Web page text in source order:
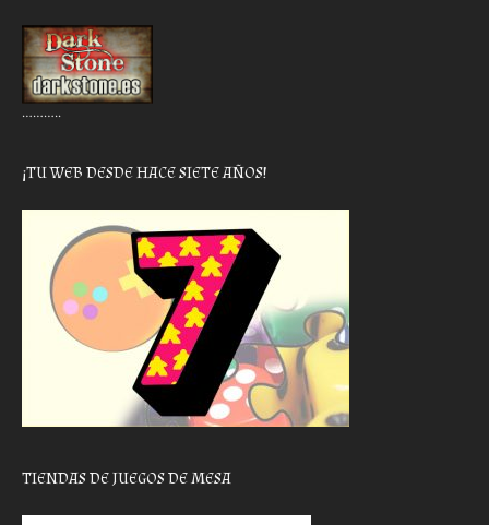
………..
¡TU WEB DESDE HACE SIETE AÑOS!
TIENDAS DE JUEGOS DE MESA